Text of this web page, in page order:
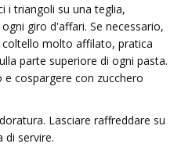
i triangoli su una teglia,
giro d'affari. Se necessario,
coltello molto affilato, pratica
parte superiore di ogni pasta.
cospargere con zucchero
Lasciare raffreddare su
di servire.